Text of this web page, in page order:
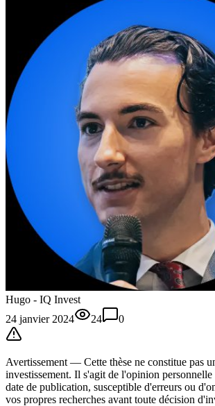
Hugo - IQ Invest
24 janvier 2024
24 0
Avertissement — Cette thèse ne constitue pas
investissement. Il s'agit de l'opinion personnelle
date de publication, susceptible d'erreurs ou
vos propres recherches avant toute décision